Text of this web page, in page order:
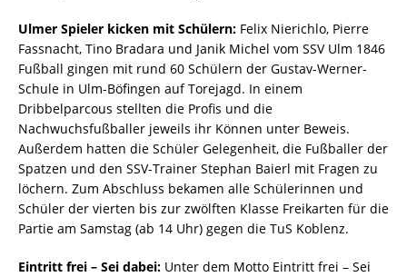
Ulmer Spieler kicken mit Schülern: Felix Nierichlo, Pierre
Fassnacht, Tino Bradara und Janik Michel vom SSV Ulm 1846
Fußball gingen mit rund 60 Schülern der Gustav-Werner-
Schule in Ulm-Böfingen auf Torejagd. In einem
Dribbelparcous stellten die Profis und die
Nachwuchsfußballer jeweils ihr Können unter Beweis.
Außerdem hatten die Schüler Gelegenheit, die Fußballer der
Spatzen und den SSV-Trainer Stephan Baierl mit Fragen zu
löchern. Zum Abschluss bekamen alle Schülerinnen und
Schüler der vierten bis zur zwölften Klasse Freikarten für die
Partie am Samstag (ab 14 Uhr) gegen die TuS Koblenz.
Eintritt frei – Sei dabei: Unter dem Motto Eintritt frei – Sei